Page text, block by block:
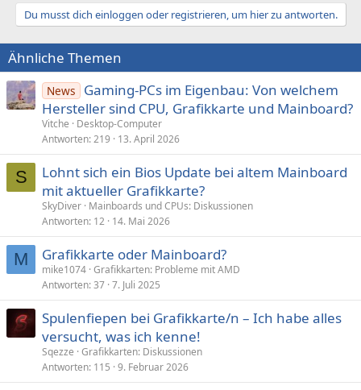
Du musst dich einloggen oder registrieren, um hier zu antworten.
Ähnliche Themen
News
Gaming-PCs im Eigenbau: Von welchem
Hersteller sind CPU, Grafikkarte und Mainboard?
Vitche
Desktop-Computer
Antworten 219 13. April 2026
S
Lohnt sich ein Bios Update bei altem Mainboard
mit aktueller Grafikkarte?
SkyDiver Mainboards und CPUs: Diskussionen
Antworten 12 14. Mai 2026
M Grafikkarte oder Mainboard?
mike1074 Grafikkarten: Probleme mit AMD
Antworten 37 7. Juli 2025
Spulenfiepen bei Grafikkarte/n – Ich habe alles
versucht, was ich kenne!
Sqezze Grafikkarten: Diskussionen
Antworten 115 9. Februar 2026